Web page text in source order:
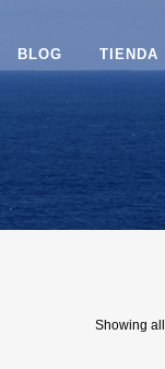
BLOG TIENDA
Showing